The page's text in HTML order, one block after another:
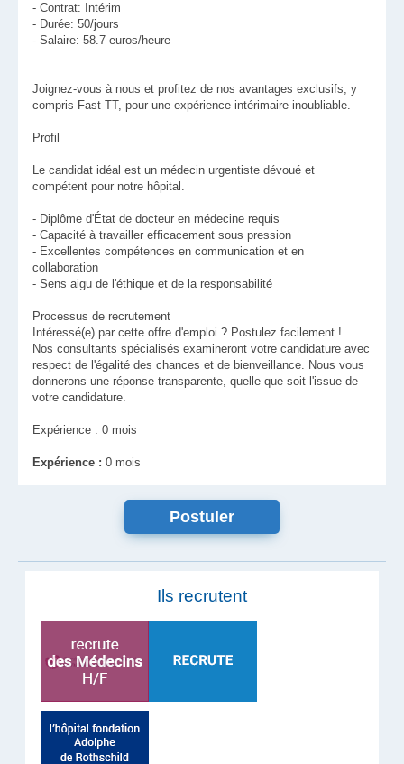
- Contrat: Intérim
- Durée: 50/jours
- Salaire: 58.7 euros/heure
Joignez-vous à nous et profitez de nos avantages exclusifs, y
compris Fast TT, pour une expérience intérimaire inoubliable.
Profil
Le candidat idéal est un médecin urgentiste dévoué et
compétent pour notre hôpital.
- Diplôme d'État de docteur en médecine requis
- Capacité à travailler efficacement sous pression
- Excellentes compétences en communication et en
collaboration
- Sens aigu de l'éthique et de la responsabilité
Processus de recrutement
Intéressé(e) par cette offre d'emploi ? Postulez facilement !
Nos consultants spécialisés examineront votre candidature avec
respect de l'égalité des chances et de bienveillance. Nous vous
donnerons une réponse transparente, quelle que soit l'issue de
votre candidature.
Expérience : 0 mois
Expérience : 0 mois
Ils recrutent